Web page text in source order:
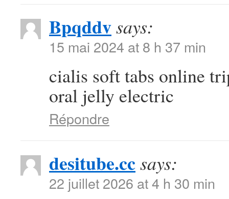
Bpqddvsays:
15 mai 2024 at 8 h 37 min
cialis soft tabs online
oral jelly electric
Répondre
desitube.ccsays:
22 juillet 2026 at 4 h 30 min